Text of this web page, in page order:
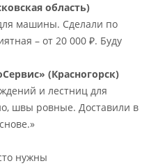
область)
машины. Сделали по
– от 20 000 ₽. Буду
(Красногорск)
и лестниц для
швы ровные. Доставили в
нужны